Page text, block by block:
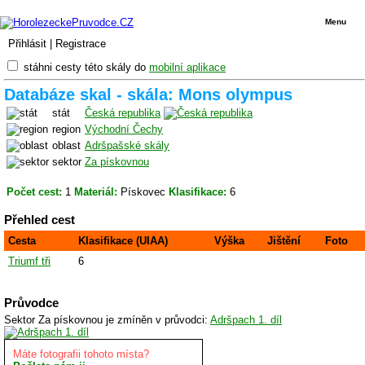
Přihlásit Registrace
Menu
stáhni cesty této skály do mobilní aplikace
Databáze skal - skála: Mons olympus
stát
Česká republika
region Východní Čechy
oblast Adršpašské skály
sektor Za pískovnou
Počet cest: 1 Materiál: Pískovec Klasifikace: 6
Přehled cest
Cesta Klasifikace (UIAA) Výška Jištění
Foto
Triumf tři
6
Průvodce
Sektor Za pískovnou je zmíněn v průvodci: Adršpach 1. díl
Máte fotografii tohoto místa?